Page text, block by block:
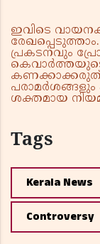
ഇവിടെ
പ്രകടനവും
കണക്കാക്കരുത്.
പരാമർശങ്ങളും
ശക്തമായ
Tags
Kerala News
Controversy